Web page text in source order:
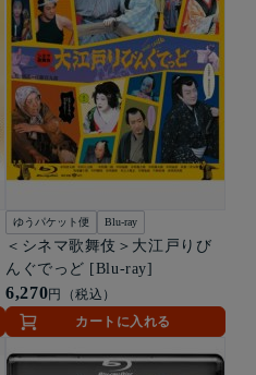
ゆうパケット便 Blu-ray
＜シネマ歌舞伎＞大江戸りび
んぐでっど [Blu-ray]
6,270円（税込）
カートに入れる